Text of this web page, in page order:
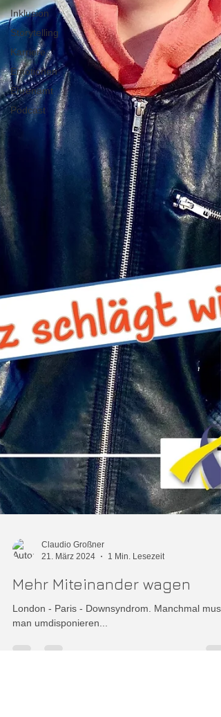
Inklusion
Storytelling
Karriere
Emotionen
Ehrenamt
Podcast
21. März 2024
1 Min. Lesezeit
Mehr Miteinander wagen
London - Paris - Downsyndrom. Manchmal muss